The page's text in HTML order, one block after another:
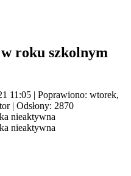
roku szkolnym
11:05 | Poprawiono: wtorek,
| Odsłony: 2870